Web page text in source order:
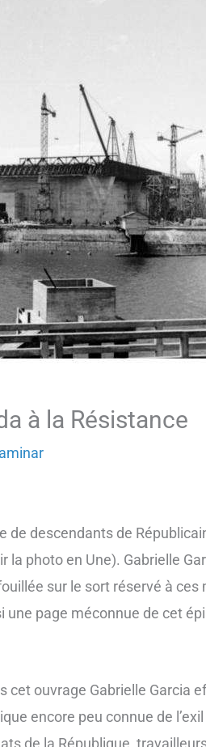
à la Résistance
de descendants de
photo en Une). Gabrielle
sur le sort réservé à
une page méconnue de cet
cet ouvrage Gabrielle Garcia
encore peu connue de
de la République,